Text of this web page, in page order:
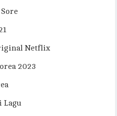
Netflix
2023
Lagu